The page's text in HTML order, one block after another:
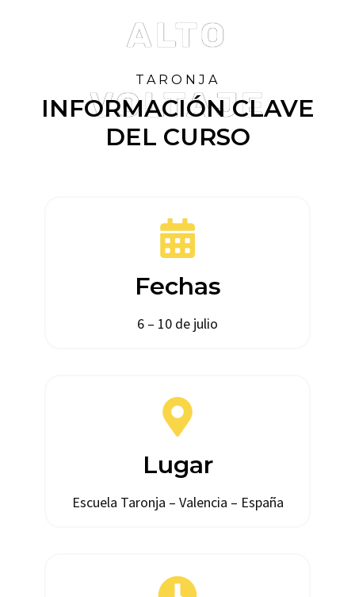
ALTO
VOLTAJE
TARONJA
INFORMACIÓN CLAVE
DEL CURSO
Fechas
6 – 10 de julio
Lugar
Escuela Taronja – Valencia – España